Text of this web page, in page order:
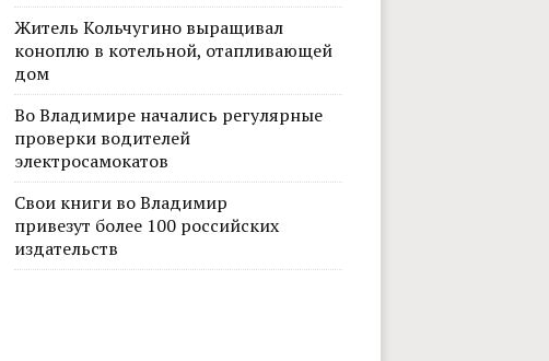
Житель Кольчугино выращивал
коноплю в котельной, отапливающей
дом
Во Владимире начались регулярные
проверки водителей
электросамокатов
Свои книги во Владимир
привезут более 100 российских
издательств